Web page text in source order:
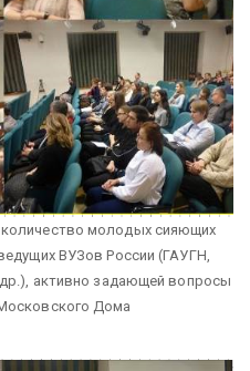
молодых сияющих
ВУЗов России (ГАУГН,
активно задающей вопросы
Дома